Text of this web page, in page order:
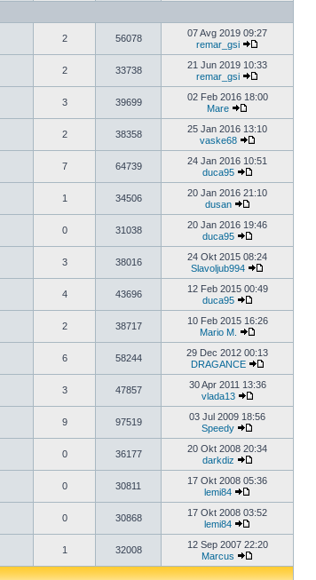
2 56078
07 Avg 2019 09:27
remar_gsi
2 33738
21 Jun 2019 10:33
remar_gsi
3 39699
02 Feb 2016 18:00
Mare
2 38358
25 Jan 2016 13:10
vaske68
7 64739
24 Jan 2016 10:51
duca95
1 34506
20 Jan 2016 21:10
dusan
0 31038
20 Jan 2016 19:46
duca95
3 38016
24 Okt 2015 08:24
Slavoljub994
4 43696
12 Feb 2015 00:49
duca95
2 38717
10 Feb 2015 16:26
Mario M.
6 58244
29 Dec 2012 00:13
DRAGANCE
3 47857
30 Apr 2011 13:36
vlada13
9 97519
03 Jul 2009 18:56
Speedy
0 36177
20 Okt 2008 20:34
darkdiz
0 30811
17 Okt 2008 05:36
lemi84
0 30868
17 Okt 2008 03:52
lemi84
1 32008
12 Sep 2007 22:20
Marcus